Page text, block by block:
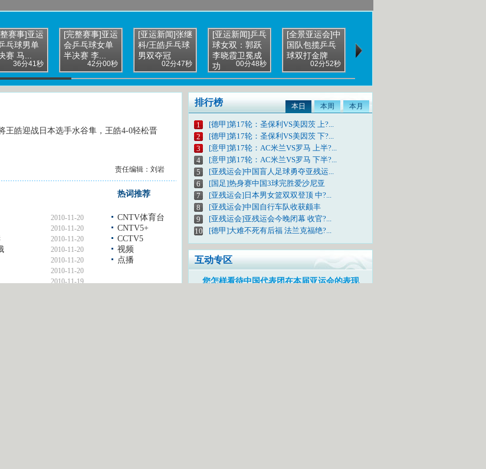
赛事]亚运
乓球男单
赛 马...
36分41秒
[完整赛事]亚运
会乒乓球女单
半决赛 李...
42分00秒
[亚运新闻]张继
科/王皓乒乓球
男双夺冠
02分47秒
[亚运新闻]乒乓
球女双：郭跃
李晓霞卫冕成
功
00分48秒
[全景亚运会]中
国队包揽乒乓
球双打金牌
02分52秒
皓/张继...
王皓迎战日本选手水谷隼，王皓4-0轻松晋
责任编辑：刘岩
2010-11-20
2010-11-20
2010-11-20
2010-11-20
2010-11-20
2010-11-20
2010-11-19
热词推荐
CNTV体育台
CNTV5+
CCTV5
视频
点播
排行榜 本日 本周 本月
1
[德甲]第17轮：圣保利VS美因茨 上?...
2
[德甲]第17轮：圣保利VS美因茨 下?...
3
[意甲]第17轮：AC米兰VS罗马 上半?...
4
[意甲]第17轮：AC米兰VS罗马 下半?...
5
[亚残运会]中国盲人足球勇夺亚残运...
6
[国足]热身赛中国3球完胜爱沙尼亚
7
[亚残运会]日本男女篮双双登顶 中?...
8
[亚残运会]中国自行车队收获颇丰
9
[亚残运会]亚残运会今晚闭幕 收官?...
10
[德甲]大难不死有后福 法兰克福绝?...
互动专区
您怎样看待中国代表团在本届亚运会的表现